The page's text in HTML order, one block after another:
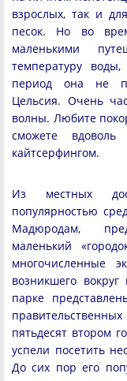
взрослых, так и
песок. Но во
маленькими
температуру
период она не
Цельсия. Очень
волны. Любите
сможете
кайтсерфингом.
Из местных
популярностью
Мадюродам,
маленький
многочисленные
возникшего
парке
пятьдесят втором
успели посетить
До сих пор его